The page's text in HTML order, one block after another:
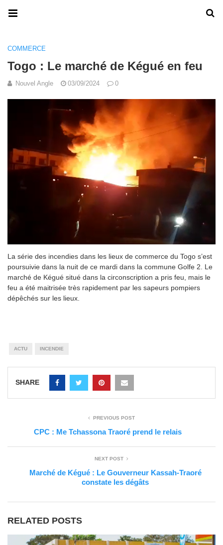
COMMERCE
Togo : Le marché de Kégué en feu
Nouvel Angle 03/09/2024 0
La série des incendies dans les lieux de commerce du Togo s’est
poursuivie dans la nuit de ce mardi dans la commune Golfe 2. Le
marché de Kégué situé dans la circonscription a pris feu, mais le
feu a été maitrisée très rapidement par les sapeurs pompiers
dépêchés sur les lieux.
ACTU INCENDIE
SHARE
PREVIOUS POST
CPC : Me Tchassona Traoré prend le relais
NEXT POST
Marché de Kégué : Le Gouverneur Kassah-Traoré
constate les dégâts
RELATED POSTS